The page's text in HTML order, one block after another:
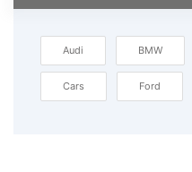
Audi BMW
Cars Ford